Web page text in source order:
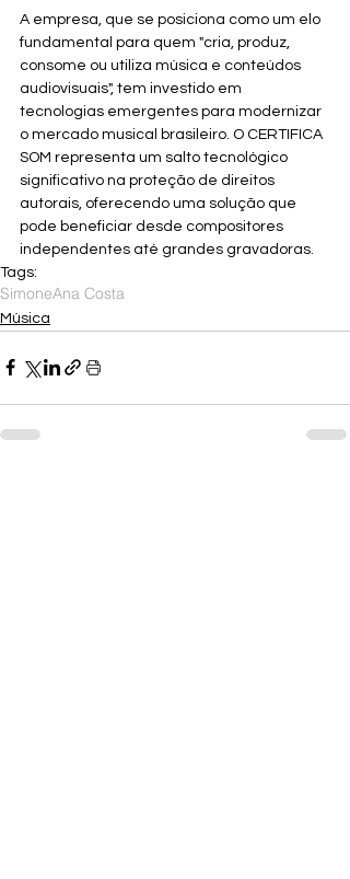
A empresa, que se posiciona como um elo
fundamental para quem "cria, produz,
consome ou utiliza música e conteúdos
audiovisuais", tem investido em
tecnologias emergentes para modernizar
o mercado musical brasileiro. O CERTIFICA
SOM representa um salto tecnológico
significativo na proteção de direitos
autorais, oferecendo uma solução que
pode beneficiar desde compositores
independentes até grandes gravadoras.
Tags:
SimoneAna Costa
Música